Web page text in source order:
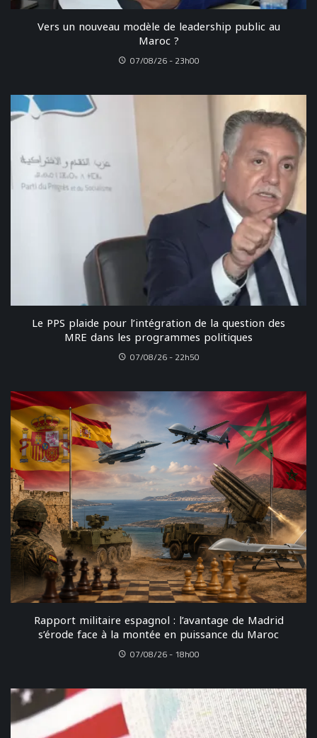
Vers un nouveau modèle de leadership public au
Maroc ?
07/08/26 - 23h00
Le PPS plaide pour l’intégration de la question des
MRE dans les programmes politiques
07/08/26 - 22h50
Rapport militaire espagnol : l’avantage de Madrid
s’érode face à la montée en puissance du Maroc
07/08/26 - 18h00